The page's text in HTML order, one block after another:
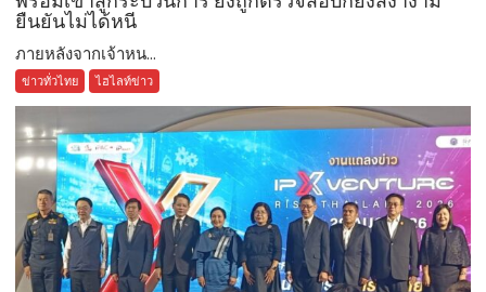
ยืนยันไม่ได้หนี
ภายหลังจากเจ้าหน...
ข่าวทั่วไทย ไฮไลท์ข่าว